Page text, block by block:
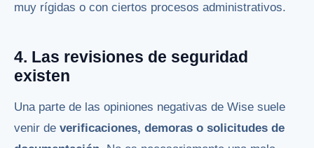
muy rígidas o con ciertos procesos administrativos.
4. Las revisiones de seguridad
existen
Una parte de las opiniones negativas de Wise suele
venir de verificaciones, demoras o solicitudes de